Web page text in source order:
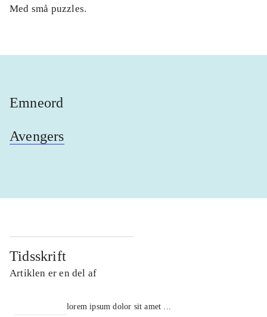
Med små puzzles.
Emneord
Avengers
Tidsskrift
Artiklen er en del af
lorem ipsum dolor sit amet ...